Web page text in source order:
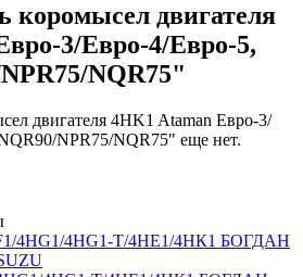
двигателя
3/Евро-4/Евро-5,
NQR75"
двигателя 4HK1 Ataman Евро-3/
NPR75/NQR75" еще нет.